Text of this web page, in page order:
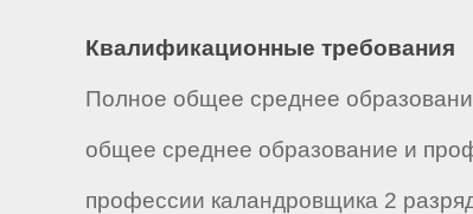
Квалификационные требования
Полное общее среднее
общее среднее образование и
профессии каландровщика 2